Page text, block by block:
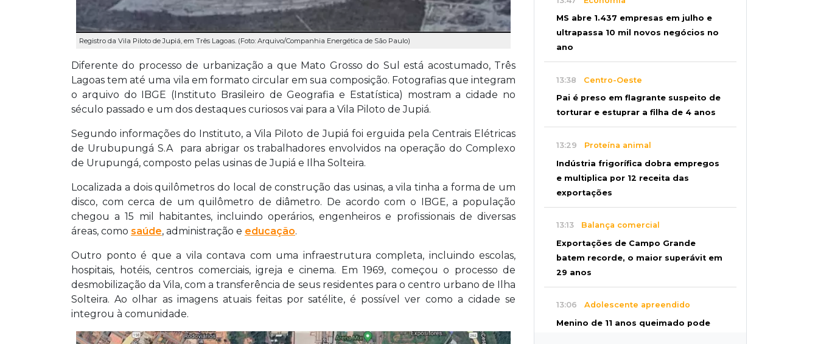
Registro da Vila Piloto de Jupiá, em Três Lagoas. (Foto: Arquivo/Companhia Energética de São Paulo)
Diferente do processo de urbanização a que Mato Grosso do Sul está acostumado, Três
Lagoas tem até uma vila em formato circular em sua composição. Fotografias que integram
o arquivo do IBGE (Instituto Brasileiro de Geografia e Estatística) mostram a cidade no
século passado e um dos destaques curiosos vai para a Vila Piloto de Jupiá.
Segundo informações do Instituto, a Vila Piloto de Jupiá foi erguida pela Centrais Elétricas
de Urubupungá S.A para abrigar os trabalhadores envolvidos na operação do Complexo
de Urupungá, composto pelas usinas de Jupiá e Ilha Solteira.
Localizada a dois quilômetros do local de construção das usinas, a vila tinha a forma de um
disco, com cerca de um quilômetro de diâmetro. De acordo com o IBGE, a população
chegou a 15 mil habitantes, incluindo operários, engenheiros e profissionais de diversas
áreas, como saúde, administração e educação.
Outro ponto é que a vila contava com uma infraestrutura completa, incluindo escolas,
hospitais, hotéis, centros comerciais, igreja e cinema. Em 1969, começou o processo de
desmobilização da Vila, com a transferência de seus residentes para o centro urbano de Ilha
Solteira. Ao olhar as imagens atuais feitas por satélite, é possível ver como a cidade se
integrou à comunidade.
MS abre 1.437 empresas em julho e
ultrapassa 10 mil novos negócios no
ano
13:38 Centro-Oeste
Pai é preso em flagrante suspeito de
torturar e estuprar a filha de 4 anos
13:29 Proteína animal
Indústria frigorífica dobra empregos
e multiplica por 12 receita das
exportações
13:13 Balança comercial
Exportações de Campo Grande
batem recorde, o maior superávit em
29 anos
13:06 Adolescente apreendido
Menino de 11 anos queimado pode